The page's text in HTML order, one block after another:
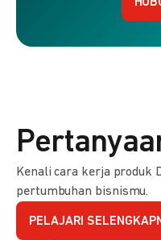
Kenali cara kerja produk
pertumbuhan bisnismu.
PELAJARI